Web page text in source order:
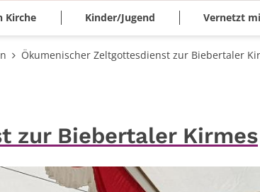
Kirche Kinder/Jugend Vernetzt
Ökumenischer Zeltgottesdienst zur Biebertaler
zur Biebertaler Kirmes